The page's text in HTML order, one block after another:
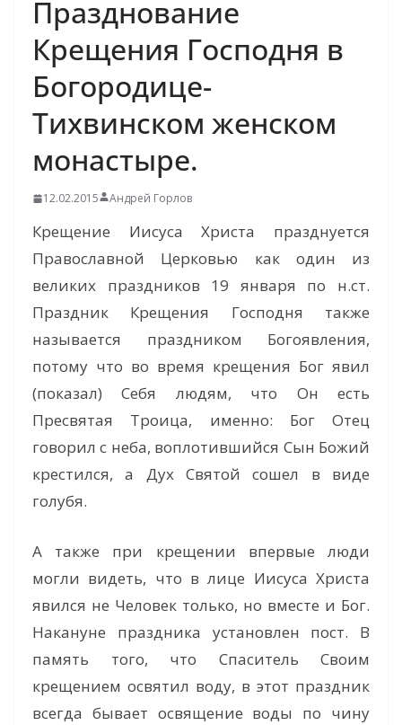
Празднование
Крещения Господня в
Богородице-
Тихвинском женском
монастыре.
12.02.2015 Андрей Горлов
Крещение Иисуса Христа празднуется
Православной Церковью как один из
великих праздников 19 января по н.ст.
Праздник Крещения Господня также
называется праздником Богоявления,
потому что во время крещения Бог явил
(показал) Себя людям, что Он есть
Пресвятая Троица, именно: Бог Отец
говорил с неба, воплотившийся Сын Божий
крестился, а Дух Святой сошел в виде
голубя.
А также при крещении впервые люди
могли видеть, что в лице Иисуса Христа
явился не Человек только, но вместе и Бог.
Накануне праздника установлен пост. В
память того, что Спаситель Своим
крещением освятил воду, в этот праздник
всегда бывает освящение воды по чину